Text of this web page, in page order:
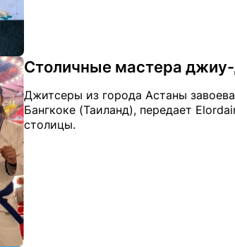
Столичные мастера
Джитсеры из города Астаны
Бангкоке (Таиланд), передает
столицы.